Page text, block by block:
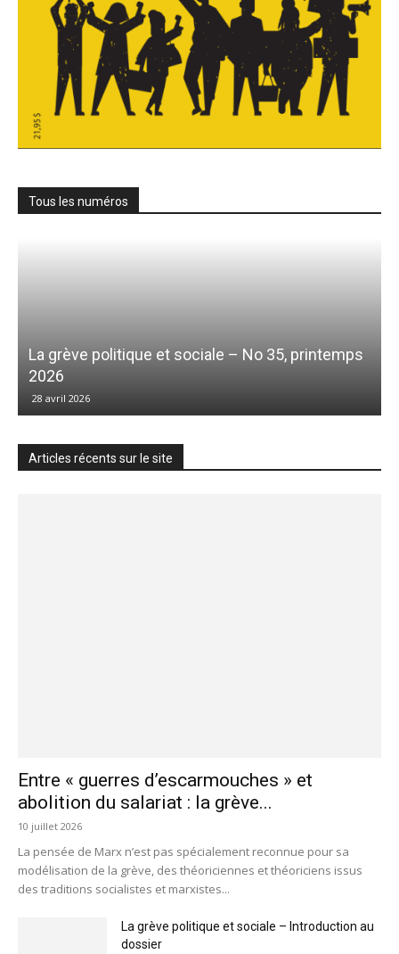
Tous les numéros
La grève politique et sociale – No 35, printemps
2026
28 avril 2026
Articles récents sur le site
Entre « guerres d’escarmouches » et
abolition du salariat : la grève...
10 juillet 2026
La pensée de Marx n’est pas spécialement reconnue pour sa
modélisation de la grève, des théoriciennes et théoriciens issus
des traditions socialistes et marxistes...
La grève politique et sociale – Introduction au
dossier